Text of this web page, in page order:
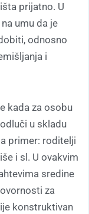
prijatno. U
umu da je
odnosno
i
kada za osobu
u skladu
primer: roditelji
i sl. U ovakvim
sredine
za
konstruktivan